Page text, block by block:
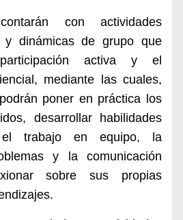
con actividades
y dinámicas de grupo que
activa y el
mediante las cuales,
poner en práctica los
desarrollar habilidades
el trabajo en equipo, la
y la comunicación
sobre sus propias